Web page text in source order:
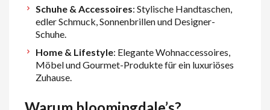
Schuhe & Accessoires: Stylische Handtaschen,
edler Schmuck, Sonnenbrillen und Designer-
Schuhe.
Home & Lifestyle: Elegante Wohnaccessoires,
Möbel und Gourmet-Produkte für ein luxuriöses
Zuhause.